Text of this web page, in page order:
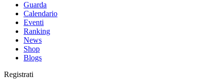
Guarda
Calendario
Eventi
Ranking
News
Shop
Blogs
Registrati